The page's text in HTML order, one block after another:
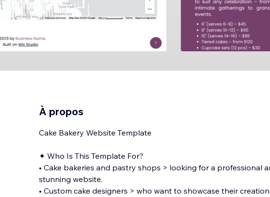
À propos
Cake Bakery Website Template
✦ Who Is This Template For?
• Cake bakeries and pastry shops > looking for a professional
stunning website.
• Custom cake designers > who want to showcase their